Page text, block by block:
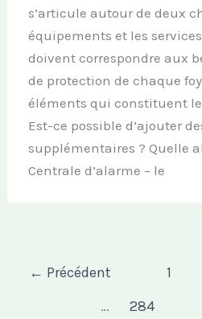
s’articule autour de deux
équipements et les
doivent correspondre aux
de protection de chaque
éléments qui constituent le
Est-ce possible d’ajouter
supplémentaires ? Quelle
Centrale d’alarme – le
← Précédent 1
…
284